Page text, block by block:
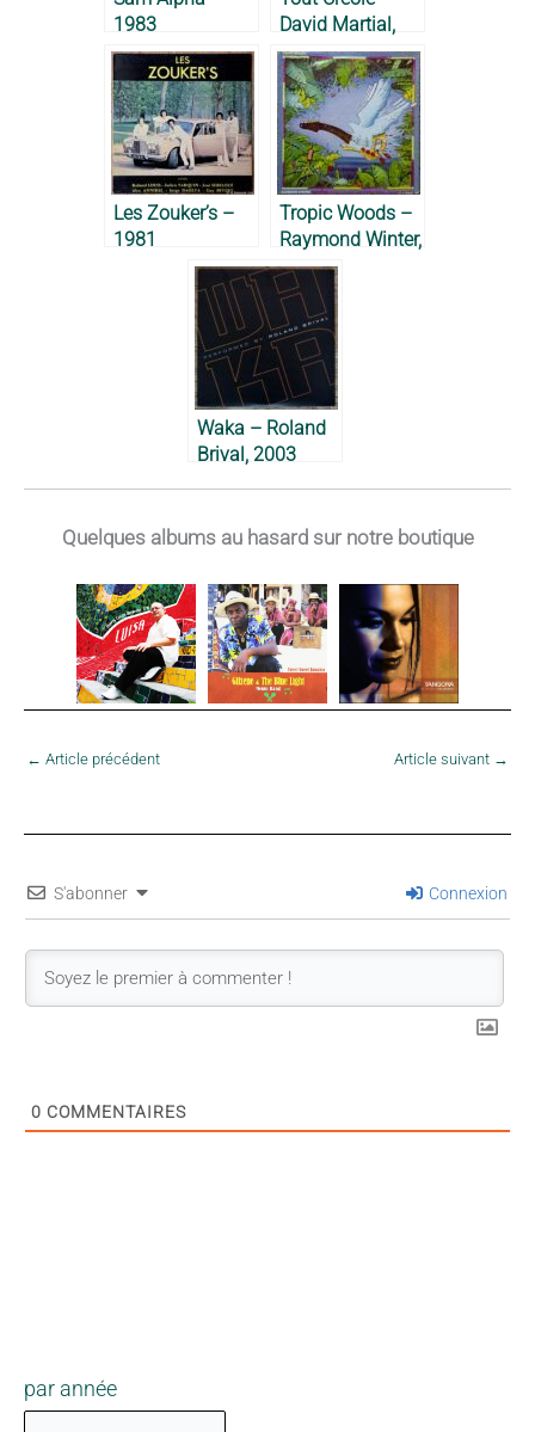
1983
David Martial,
1978
Les Zouker’s –
1981
Tropic Woods –
Raymond Winter,
1981
Waka – Roland
Brival, 2003
Quelques albums au hasard sur notre boutique
← Article précédent Article suivant →
S'abonner Connexion
0 COMMENTAIRES
par année